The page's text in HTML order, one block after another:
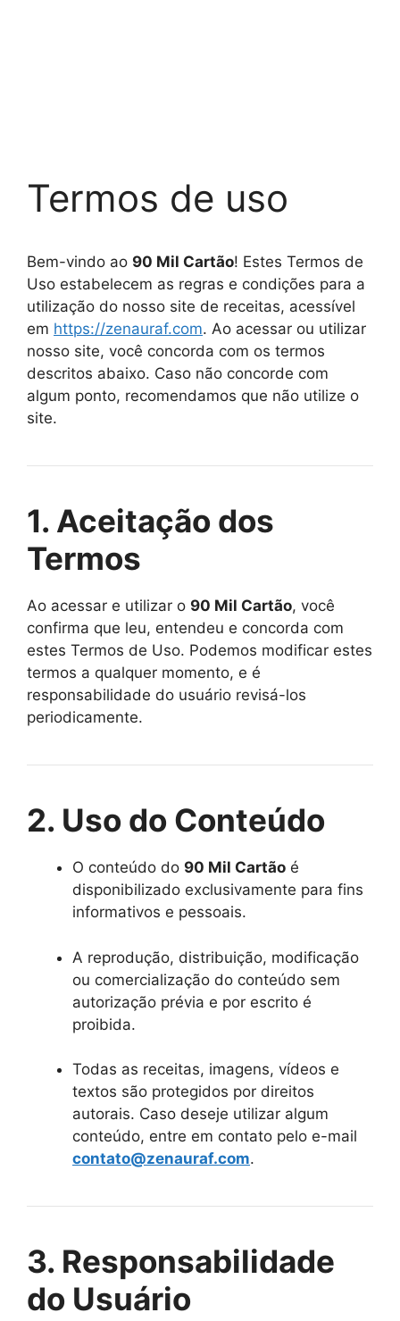
Termos de uso
Bem-vindo ao 90 Mil Cartão! Estes Termos de
Uso estabelecem as regras e condições para a
utilização do nosso site de receitas, acessível
em https://zenauraf.com. Ao acessar ou utilizar
nosso site, você concorda com os termos
descritos abaixo. Caso não concorde com
algum ponto, recomendamos que não utilize o
site.
1. Aceitação dos
Termos
Ao acessar e utilizar o 90 Mil Cartão, você
confirma que leu, entendeu e concorda com
estes Termos de Uso. Podemos modificar estes
termos a qualquer momento, e é
responsabilidade do usuário revisá-los
periodicamente.
2. Uso do Conteúdo
O conteúdo do 90 Mil Cartão é
disponibilizado exclusivamente para fins
informativos e pessoais.
A reprodução, distribuição, modificação
ou comercialização do conteúdo sem
autorização prévia e por escrito é
proibida.
Todas as receitas, imagens, vídeos e
textos são protegidos por direitos
autorais. Caso deseje utilizar algum
conteúdo, entre em contato pelo e-mail
contato@zenauraf.com.
3. Responsabilidade
do Usuário